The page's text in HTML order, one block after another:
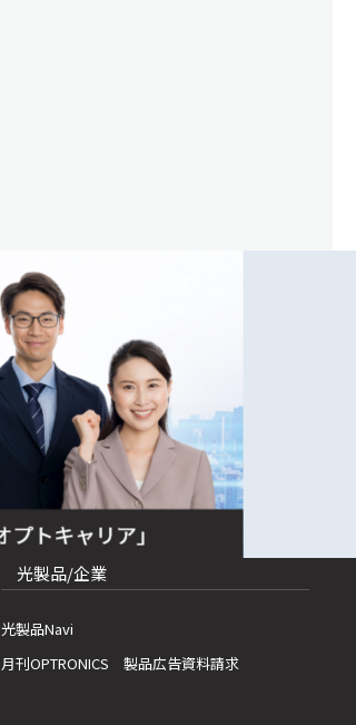
光製品/企業
光製品Navi
月刊OPTRONICS 製品広告資料請求